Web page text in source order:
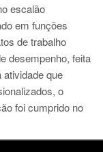
escalão
em funções
de trabalho
desempenho, feita
que
o
foi cumprido no